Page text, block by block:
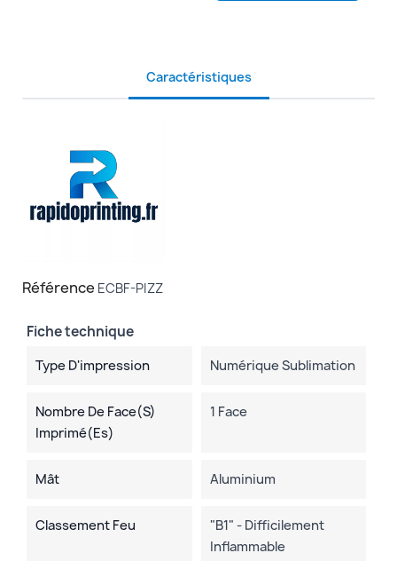
Caractéristiques
Référence ECBF-PIZZ
Fiche technique
Type D'impression Numérique Sublimation
Nombre De Face(s)
Imprimé(es)
1 Face
Mât Aluminium
Classement Feu
"B1" - Difficilement
Inflammable